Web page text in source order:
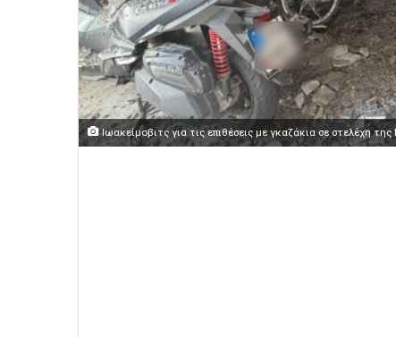
Ιωακείμοβιτς για τις επιθέσεις με γκαζάκια σε στελέχη